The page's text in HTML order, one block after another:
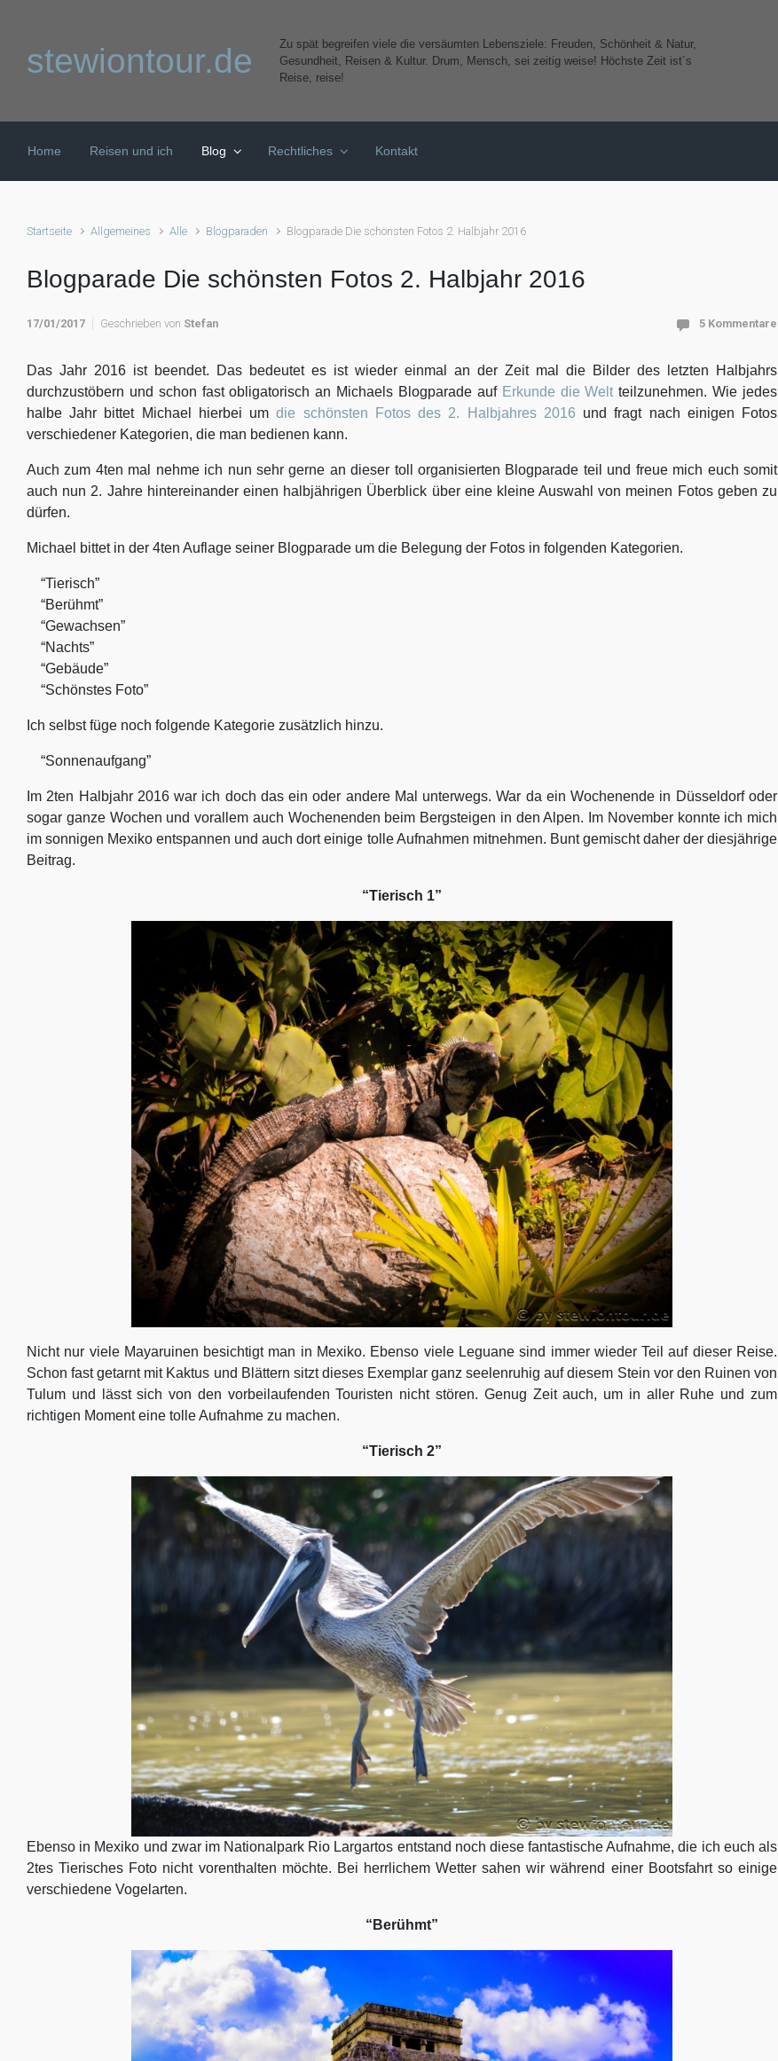
stewiontour.de
Zu spät begreifen viele die versäumten Lebensziele: Freuden, Schönheit & Natur,
Gesundheit, Reisen & Kultur. Drum, Mensch, sei zeitig weise! Höchste Zeit ist´s
Reise, reise!
Home Reisen und ich Blog Rechtliches Kontakt
Startseite Allgemeines Alle Blogparaden Blogparade Die schönsten Fotos 2. Halbjahr 2016
Blogparade Die schönsten Fotos 2. Halbjahr 2016
17/01/2017 Geschrieben von Stefan 5 Kommentare
Das Jahr 2016 ist beendet. Das bedeutet es ist wieder einmal an der Zeit mal die Bilder des letzten Halbjahrs
durchzustöbern und schon fast obligatorisch an Michaels Blogparade auf Erkunde die Weltteilzunehmen. Wie jedes
halbe Jahr bittet Michael hierbei umdie schönsten Fotos des 2. Halbjahres 2016 und fragt nach einigen Fotos
verschiedener Kategorien, die man bedienen kann.
Auch zum 4ten mal nehme ich nun sehr gerne an dieser toll organisierten Blogparade teil und freue mich euch somit
auch nun 2. Jahre hintereinander einen halbjährigen Überblick über eine kleine Auswahl von meinen Fotos geben zu
dürfen.
Michael bittet in der 4ten Auflage seiner Blogparade um die Belegung der Fotos in folgenden Kategorien.
“Tierisch”
“Berühmt”
“Gewachsen”
“Nachts”
“Gebäude”
“Schönstes Foto”
Ich selbst füge noch folgende Kategorie zusätzlich hinzu.
“Sonnenaufgang”
Im 2ten Halbjahr 2016 war ich doch das ein oder andere Mal unterwegs. War da ein Wochenende in Düsseldorf oder
sogar ganze Wochen und vorallem auch Wochenenden beim Bergsteigen in den Alpen. Im November konnte ich mich
im sonnigen Mexiko entspannen und auch dort einige tolle Aufnahmen mitnehmen. Bunt gemischt daher der diesjährige
Beitrag.
“Tierisch 1”
Nicht nur viele Mayaruinen besichtigt man in Mexiko. Ebenso viele Leguane sind immer wieder Teil auf dieser Reise.
Schon fast getarnt mit Kaktus und Blättern sitzt dieses Exemplar ganz seelenruhig auf diesem Stein vor den Ruinen von
Tulum und lässt sich von den vorbeilaufenden Touristen nicht stören. Genug Zeit auch, um in aller Ruhe und zum
richtigen Moment eine tolle Aufnahme zu machen.
“Tierisch 2”
Ebenso in Mexiko und zwar im Nationalpark Rio Largartos entstand noch diese fantastische Aufnahme, die ich euch als
2tes Tierisches Foto nicht vorenthalten möchte. Bei herrlichem Wetter sahen wir während einer Bootsfahrt so einige
verschiedene Vogelarten.
“Berühmt”